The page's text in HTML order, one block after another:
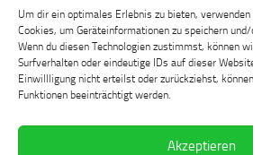
Um dir ein optimales Erlebnis zu bieten,
Cookies, um Geräteinformationen zu speichern
Wenn du diesen Technologien zustimmst, können
Surfverhalten oder eindeutige IDs auf dieser
Einwillligung nicht erteilst oder zurückziehst,
Funktionen beeinträchtigt werden.
Akzeptieren
Mastodon